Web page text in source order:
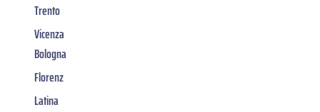
Trento
Vicenza
Bologna
Florenz
Latina